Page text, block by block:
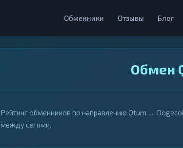
Обменники Отзывы Блог
Обмен
Рейтинг обменников по направлению Qtum →
между сетями.